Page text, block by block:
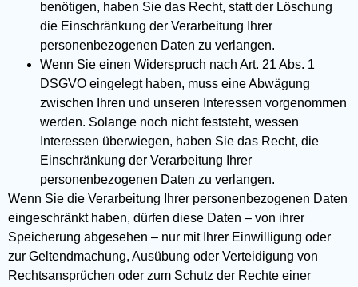
benötigen, haben Sie das Recht, statt der Löschung
die Einschränkung der Verarbeitung Ihrer
personenbezogenen Daten zu verlangen.
Wenn Sie einen Widerspruch nach Art. 21 Abs. 1
DSGVO eingelegt haben, muss eine Abwägung
zwischen Ihren und unseren Interessen vorgenommen
werden. Solange noch nicht feststeht, wessen
Interessen überwiegen, haben Sie das Recht, die
Einschränkung der Verarbeitung Ihrer
personenbezogenen Daten zu verlangen.
Wenn Sie die Verarbeitung Ihrer personenbezogenen Daten
eingeschränkt haben, dürfen diese Daten – von ihrer
Speicherung abgesehen – nur mit Ihrer Einwilligung oder
zur Geltendmachung, Ausübung oder Verteidigung von
Rechtsansprüchen oder zum Schutz der Rechte einer